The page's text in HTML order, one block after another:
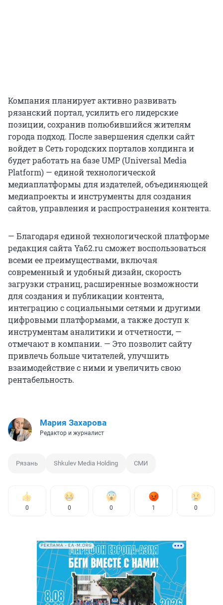
Компания планирует активно развивать
рязанский портал, усилить его лидерские
позиции, сохранив полюбившийся жителям
города подход. После завершения сделки сайт
войдет в Сеть городских порталов холдинга и
будет работать на базе UMP (Universal Media
Platform) — единой технологической
медиаплатформы для издателей, объединяющей
медиапроекты и инструменты для создания
сайтов, управления и распространения контента.
— Благодаря единой технологической платформе
редакция сайта Ya62.ru сможет воспользоваться
всеми ее преимуществами, включая
современный и удобный дизайн, скорость
загрузки страниц, расширенные возможности
для создания и публикации контента,
интеграцию с социальными сетями и другими
цифровыми платформами, а также доступ к
инструментам аналитики и отчетности, —
отмечают в компании. — Это позволит сайту
привлечь больше читателей, улучшить
взаимодействие с ними и увеличить свою
рентабельность.
Мария Захарова
Редактор и журналист
Рязань Shkulev Media Holding СМИ
0 0 0 1 0
РЕКЛАМА • EA-M.ORG